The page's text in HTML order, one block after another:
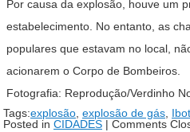
Por causa da explosão, houve um
estabelecimento. No entanto, as
populares que estavam no local,
acionarem o Corpo de Bombeiros.
Fotografia: Reprodução/Verdinho
Tags:explosão, explosão de gás,
Posted in CIDADES | Comments